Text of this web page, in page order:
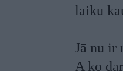
laiku
Jā nu ir
A ko